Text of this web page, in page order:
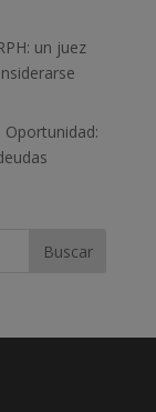
un juez
Oportunidad: